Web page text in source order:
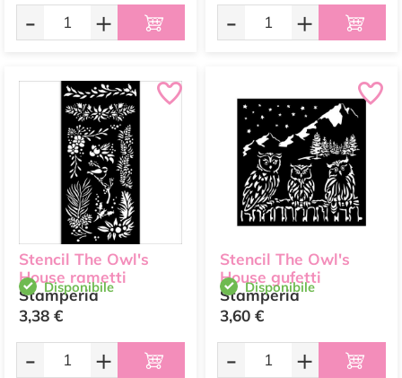
- + - +
Stencil The Owl's
House rametti
Stamperia
Disponibile
3,38 €
- +
Stencil The Owl's
House gufetti
Stamperia
Disponibile
3,60 €
- +